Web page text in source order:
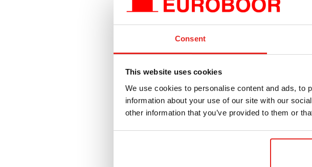
Consent
This website uses cookies
We use cookies to personalise content and ads, to
information about your use of our site with our
other information that you’ve provided to them or
Uso geral:
MV.4 – Concentrado de lubrificação e